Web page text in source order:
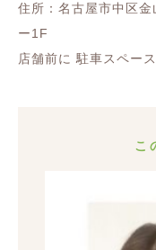
住所：名古屋市中区
ー1F
店舗前に 駐車スペー
こ